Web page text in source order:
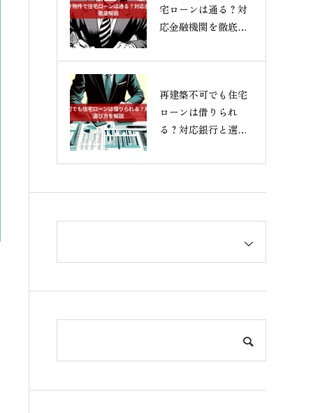
宅ローンは通る？対
応金融機関を徹底解
再建築不可でも住宅
ローンは借りられ
る？対応銀行と選び